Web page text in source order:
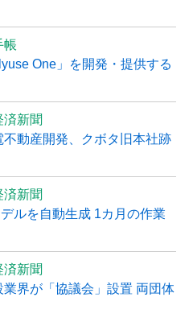
帳
One」を開発・提供する
済新聞
動産開発、クボタ旧本社跡
済新聞
ルを自動生成 1カ月の作業
済新聞
界が「協議会」設置 両団体